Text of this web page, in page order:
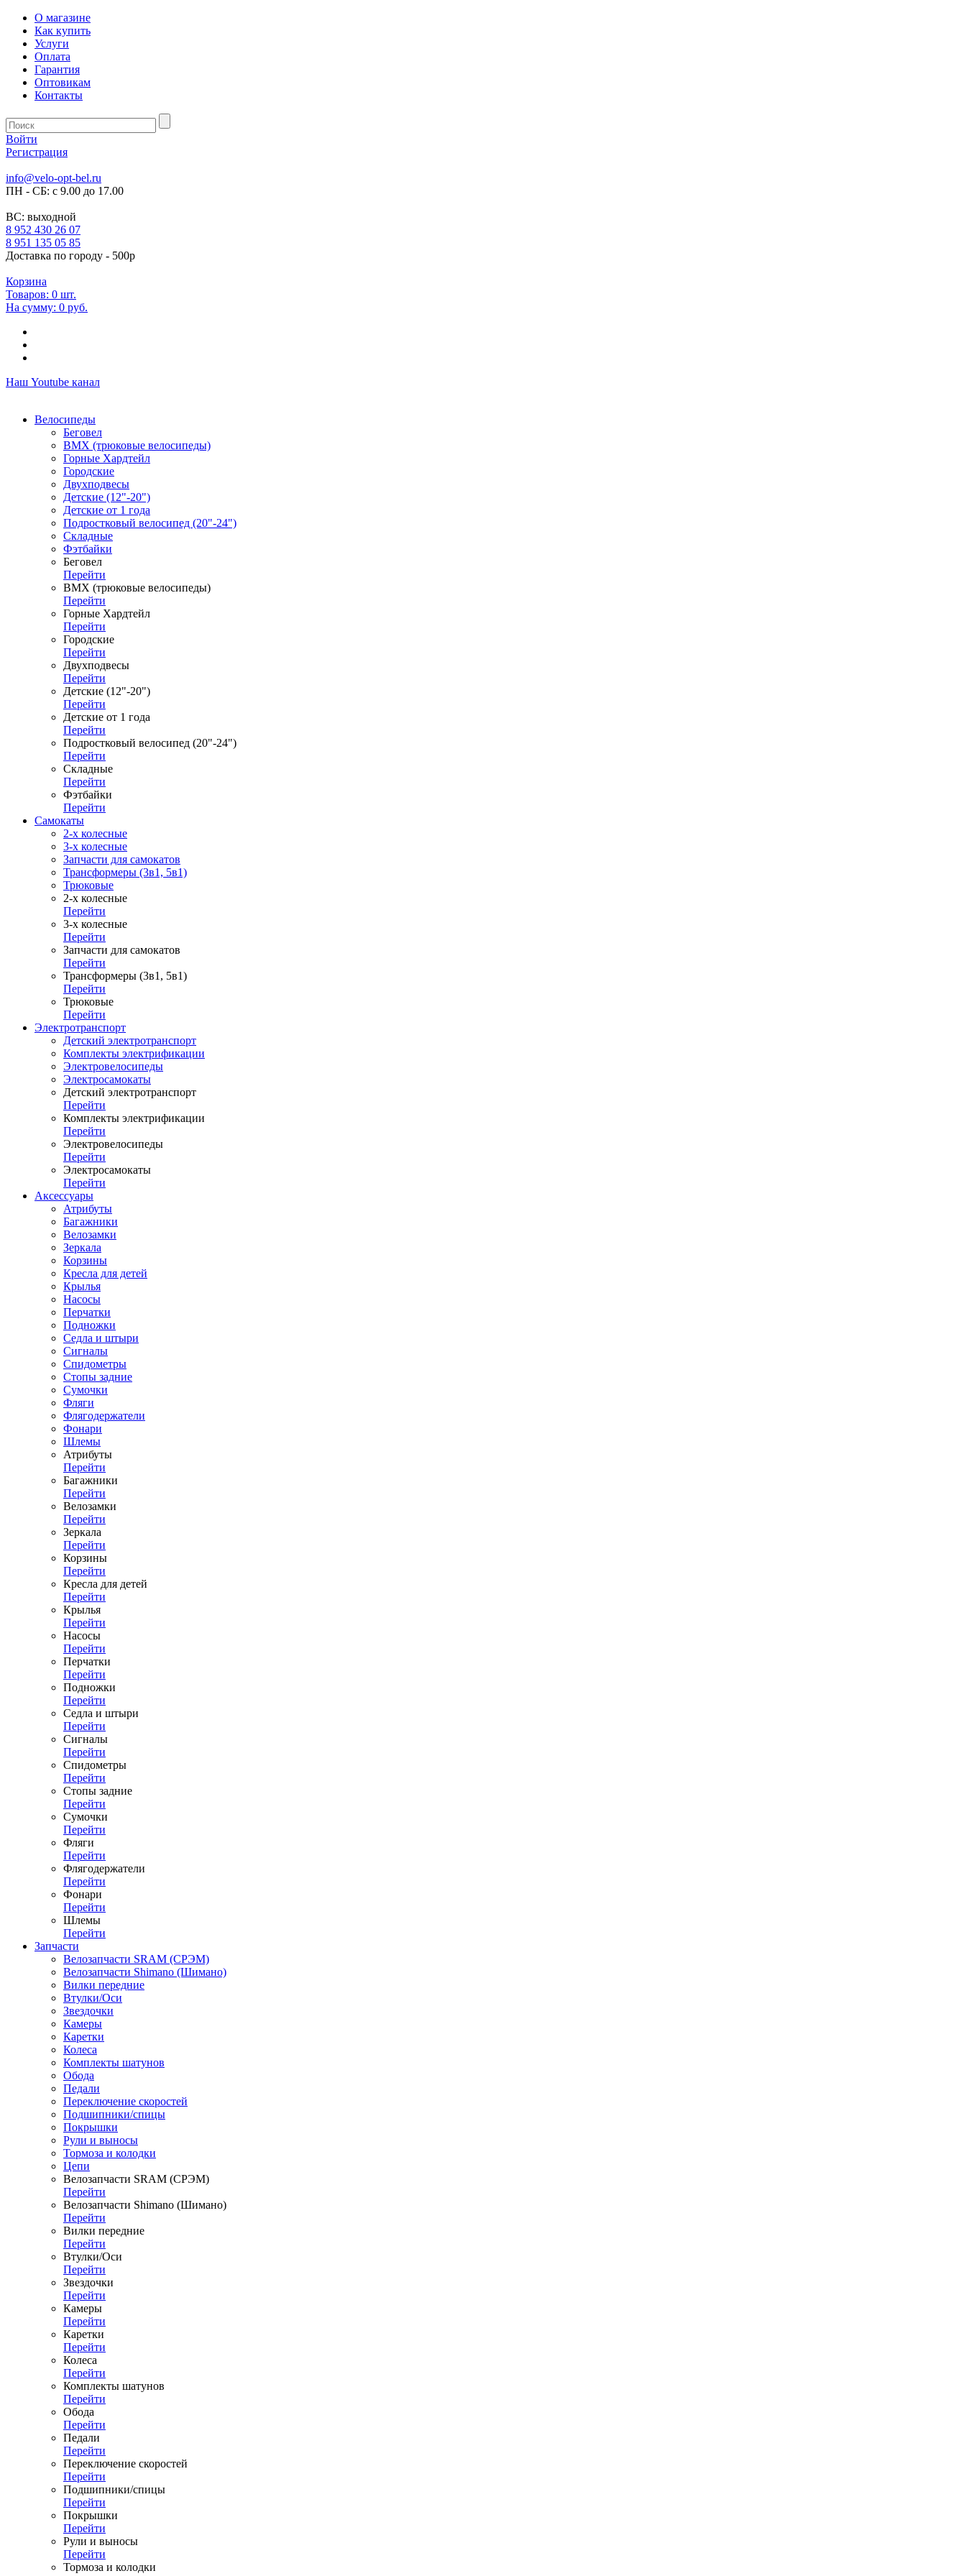
О магазине
Как купить
Услуги
Оплата
Гарантия
Оптовикам
Контакты
Войти
Регистрация
info@velo-opt-bel.ru
ПН - СБ: с 9.00 до 17.00
ВС: выходной
8 952 430 26 07
8 951 135 05 85
Доставка по городу - 500р
Корзина
Товаров: 0 шт.
На сумму: 0 руб.
Наш Youtube канал
Велосипеды
Беговел
ВМХ (трюковые велосипеды)
Горные Хардтейл
Городские
Двухподвесы
Детские (12"-20")
Детские от 1 года
Подростковый велосипед (20"-24")
Складные
Фэтбайки
Беговел
Перейти
ВМХ (трюковые велосипеды)
Перейти
Горные Хардтейл
Перейти
Городские
Перейти
Двухподвесы
Перейти
Детские (12"-20")
Перейти
Детские от 1 года
Перейти
Подростковый велосипед (20"-24")
Перейти
Складные
Перейти
Фэтбайки
Перейти
Самокаты
2-х колесные
3-х колесные
Запчасти для самокатов
Трансформеры (3в1, 5в1)
Трюковые
2-х колесные
Перейти
3-х колесные
Перейти
Запчасти для самокатов
Перейти
Трансформеры (3в1, 5в1)
Перейти
Трюковые
Перейти
Электротранспорт
Детский электротранспорт
Комплекты электрификации
Электровелосипеды
Электросамокаты
Детский электротранспорт
Перейти
Комплекты электрификации
Перейти
Электровелосипеды
Перейти
Электросамокаты
Перейти
Аксессуары
Атрибуты
Багажники
Велозамки
Зеркала
Корзины
Кресла для детей
Крылья
Насосы
Перчатки
Подножки
Седла и штыри
Сигналы
Спидометры
Стопы задние
Сумочки
Фляги
Флягодержатели
Фонари
Шлемы
Атрибуты
Перейти
Багажники
Перейти
Велозамки
Перейти
Зеркала
Перейти
Корзины
Перейти
Кресла для детей
Перейти
Крылья
Перейти
Насосы
Перейти
Перчатки
Перейти
Подножки
Перейти
Седла и штыри
Перейти
Сигналы
Перейти
Спидометры
Перейти
Стопы задние
Перейти
Сумочки
Перейти
Фляги
Перейти
Флягодержатели
Перейти
Фонари
Перейти
Шлемы
Перейти
Запчасти
Велозапчасти SRAM (СРЭМ)
Велозапчасти Shimano (Шимано)
Вилки передние
Втулки/Оси
Звездочки
Камеры
Каретки
Колеса
Комплекты шатунов
Обода
Педали
Переключение скоростей
Подшипники/спицы
Покрышки
Рули и выносы
Тормоза и колодки
Цепи
Велозапчасти SRAM (СРЭМ)
Перейти
Велозапчасти Shimano (Шимано)
Перейти
Вилки передние
Перейти
Втулки/Оси
Перейти
Звездочки
Перейти
Камеры
Перейти
Каретки
Перейти
Колеса
Перейти
Комплекты шатунов
Перейти
Обода
Перейти
Педали
Перейти
Переключение скоростей
Перейти
Подшипники/спицы
Перейти
Покрышки
Перейти
Рули и выносы
Перейти
Тормоза и колодки